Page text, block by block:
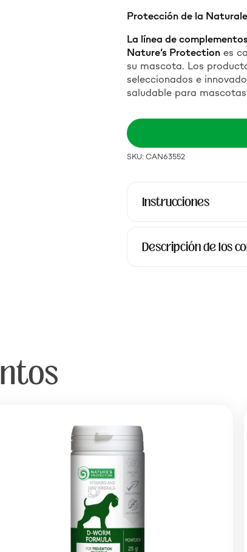
Protección de la
La línea de
Nature’s Protectiones
su mascota. Los
seleccionados e
saludable para mascotas
SKU: CAN63552
Instrucciones
Descripción de los